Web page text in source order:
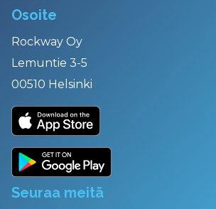
Osoite
Rockway Oy
Lemuntie 3-5
00510 Helsinki
Seuraa meitä